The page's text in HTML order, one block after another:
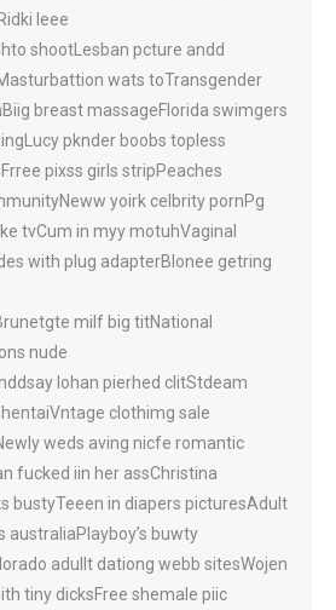
leee
shootLesban pcture andd
wats toTransgender
breast massageFlorida swimgers
pknder boobs topless
pixss girls stripPeaches
yoirk celbrity pornPg
tvCum in myy motuhVaginal
with plug adapterBlonee getring
milf big titNational
nude
lohan pierhed clitStdeam
clothimg sale
weds aving nicfe romantic
fucked iin her assChristina
bustyTeeen in diapers picturesAdult
australiaPlayboy’s buwty
adullt dationg webb sitesWojen
tiny dicksFree shemale piic